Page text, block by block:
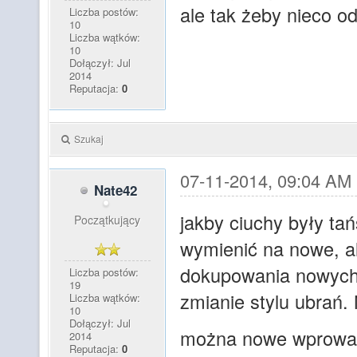
Liczba postów:
10
Liczba wątków:
10
Dołączył: Jul
2014
Reputacja: 0
ale tak żeby nieco
Szukaj
Nate42
Początkujący
Liczba postów:
19
Liczba wątków:
10
Dołączył: Jul
2014
Reputacja: 0
07-11-2014, 09:04 AM
jakby ciuchy były
wymienić na nowe,
dokupowania
zmianie stylu ubrań.
można nowe